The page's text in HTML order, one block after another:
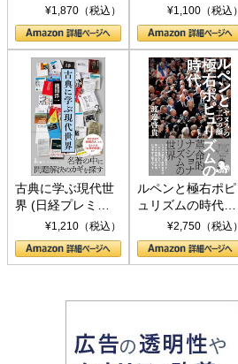
トランプとBRICS
の挑戦
¥1,870（税込）
下、ソ連参戦、そ
して聖断 (PHP新
書)
¥1,100（税込）
古典に学ぶ現代世
界 (日経プレミア
シリーズ)¥1,210（税込）
ルペンと極右ポピ
ュリズムの時代：
〈ヤヌス〉の二つ
の顔
¥2,750（税込）